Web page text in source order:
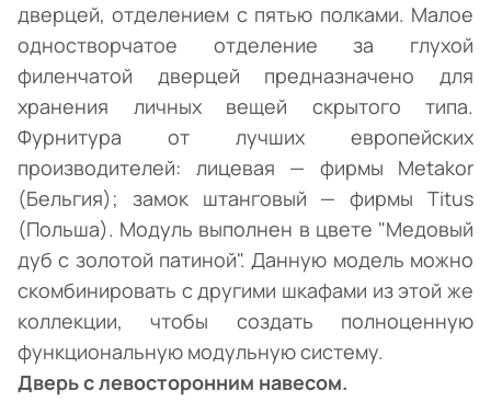
дверцей, отделением с пятью полками. Малое
одностворчатое отделение за глухой
филенчатой дверцей предназначено для
хранения личных вещей скрытого типа.
Фурнитура от лучших европейских
производителей: лицевая — фирмы Metakor
(Бельгия); замок штанговый — фирмы Titus
(Польша). Модуль выполнен в цвете "Медовый
дуб с золотой патиной". Данную модель можно
скомбинировать с другими шкафами из этой же
коллекции, чтобы создать полноценную
функциональную модульную систему.
Дверь с левосторонним навесом.